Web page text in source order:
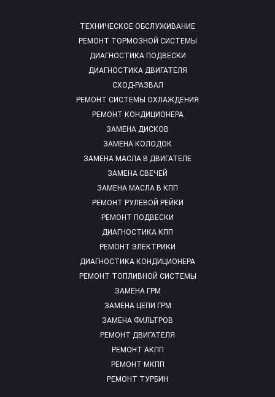
ТЕХНИЧЕСКОЕ ОБСЛУЖИВАНИЕ
РЕМОНТ ТОРМОЗНОЙ СИСТЕМЫ
ДИАГНОСТИКА ПОДВЕСКИ
ДИАГНОСТИКА ДВИГАТЕЛЯ
СХОД-РАЗВАЛ
РЕМОНТ СИСТЕМЫ ОХЛАЖДЕНИЯ
РЕМОНТ КОНДИЦИОНЕРА
ЗАМЕНА ДИСКОВ
ЗАМЕНА КОЛОДОК
ЗАМЕНА МАСЛА В ДВИГАТЕЛЕ
ЗАМЕНА СВЕЧЕЙ
ЗАМЕНА МАСЛА В КПП
РЕМОНТ РУЛЕВОЙ РЕЙКИ
РЕМОНТ ПОДВЕСКИ
ДИАГНОСТИКА КПП
РЕМОНТ ЭЛЕКТРИКИ
ДИАГНОСТИКА КОНДИЦИОНЕРА
РЕМОНТ ТОПЛИВНОЙ СИСТЕМЫ
ЗАМЕНА ГРМ
ЗАМЕНА ЦЕПИ ГРМ
ЗАМЕНА ФИЛЬТРОВ
РЕМОНТ ДВИГАТЕЛЯ
РЕМОНТ АКПП
РЕМОНТ МКПП
РЕМОНТ ТУРБИН